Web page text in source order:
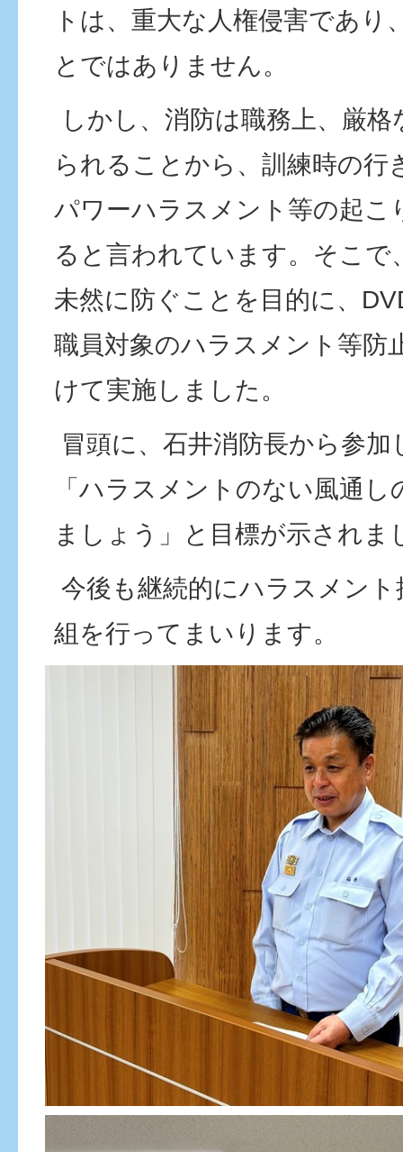
トは、重大な人権侵害であり
とではありません。
しかし、消防は職務上、厳
られることから、訓練時の行
パワーハラスメント等の起こ
ると言われています。そこで
未然に防ぐことを目的に、
職員対象のハラスメント等防
けて実施しました。
冒頭に、石井消防長から参加
「ハラスメントのない風通
ましょう」と目標が示されま
今後も継続的にハラスメン
組を行ってまいります。